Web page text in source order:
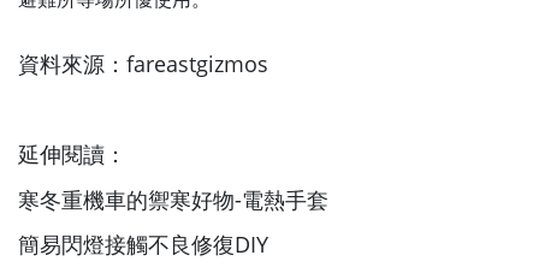
資料來源： fareastgizmos
延伸閱讀：
寒冬重機車的禦寒好物-電熱手套
簡易閃燈接觸不良修復DIY